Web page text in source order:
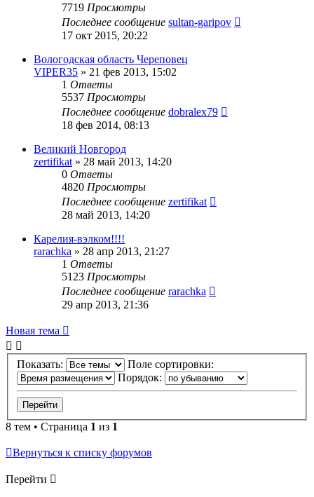
7719 Просмотры
Последнее сообщение sultan-garipov
17 окт 2015, 20:22
Вологодская область Череповец
VIPER35 » 21 фев 2013, 15:02
1 Ответы
5537 Просмотры
Последнее сообщение dobralex79
18 фев 2014, 08:13
Великий Новгород
zertifikat » 28 май 2013, 14:20
0 Ответы
4820 Просмотры
Последнее сообщение zertifikat
28 май 2013, 14:20
Карелия-вэлком!!!!
rarachka » 28 апр 2013, 21:27
1 Ответы
5123 Просмотры
Последнее сообщение rarachka
29 апр 2013, 21:36
Новая тема
Показать:
Поле сортировки:
Порядок:
8 тем • Страница 1 из 1
Вернуться к списку форумов
Перейти